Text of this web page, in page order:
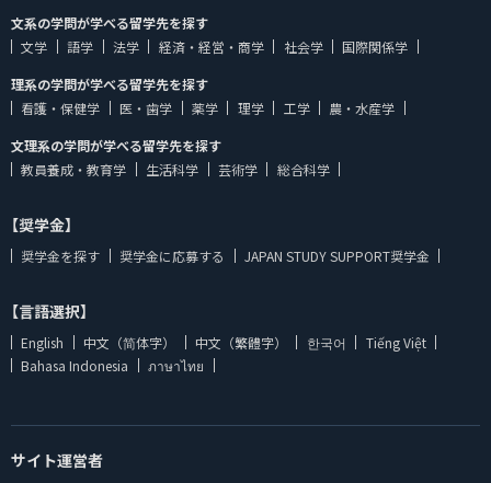
文系の学問が学べる留学先を探す
文学
語学 法学 経済・経営・商学 社会学
国際関係学
理系の学問が学べる留学先を探す
看護・保健学
医・歯学 薬学 理学 工学
農・水産学
文理系の学問が学べる留学先を探す
教員養成・教育学
生活科学 芸術学 総合科学
【奨学金】
奨学金を探す 奨学金に応募する JAPAN STUDY SUPPORT奨学金
【言語選択】
English 中文（简体字） 中文（繁體字） 한국어
Tiếng Việt
Bahasa Indonesia
ภาษาไทย
サイト運営者